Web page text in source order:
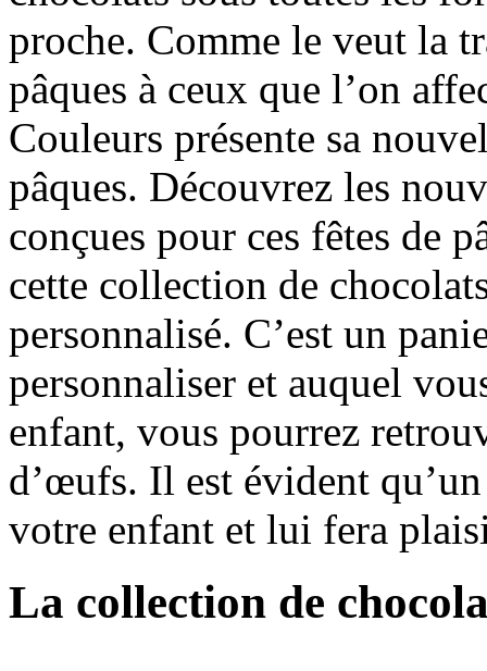
proche. Comme le veut la
pâques à ceux que l’on
Couleurs présente sa
pâques. Découvrez les
conçues pour ces fêtes de
cette collection de
personnalisé. C’est un
personnaliser et auquel
enfant, vous pourrez
d’œufs. Il est évident
votre enfant et lui fera
La collection de